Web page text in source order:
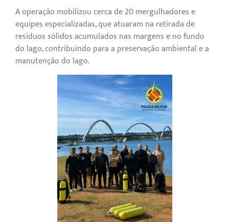
A operação mobilizou cerca de 20 mergulhadores e
equipes especializadas, que atuaram na retirada de
resíduos sólidos acumulados nas margens e no fundo
do lago, contribuindo para a preservação ambiental e a
manutenção do lago.